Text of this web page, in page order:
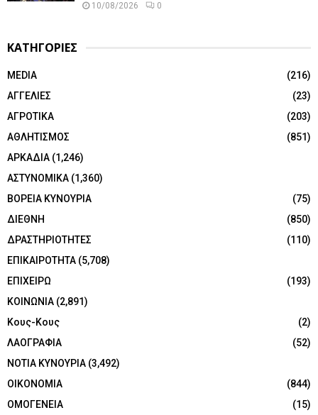
10/08/2026 0
ΚΑΤΗΓΟΡΙΕΣ
MEDIA
(216)
ΑΓΓΕΛΙΕΣ
(23)
ΑΓΡΟΤΙΚΑ
(203)
ΑΘΛΗΤΙΣΜΟΣ
(851)
ΑΡΚΑΔΙΑ (1,246)
ΑΣΤΥΝΟΜΙΚΑ (1,360)
ΒΟΡΕΙΑ ΚΥΝΟΥΡΙΑ
(75)
ΔΙΕΘΝΗ
(850)
ΔΡΑΣΤΗΡΙΟΤΗΤΕΣ
(110)
ΕΠΙΚΑΙΡΟΤΗΤΑ (5,708)
ΕΠΙΧΕΙΡΩ
(193)
ΚΟΙΝΩΝΙΑ (2,891)
Κους-Κους
(2)
ΛΑΟΓΡΑΦΙΑ
(52)
ΝΟΤΙΑ ΚΥΝΟΥΡΙΑ (3,492)
ΟΙΚΟΝΟΜΙΑ
(844)
ΟΜΟΓΕΝΕΙΑ
(15)